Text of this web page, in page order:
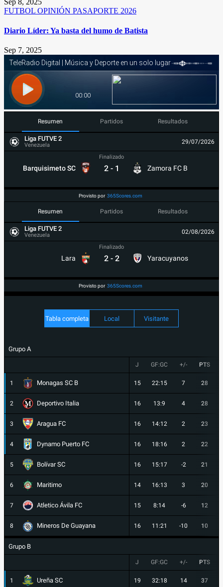
Sep 8, 2025
FUTBOL OPINIÓN PASAPORTE 2026
Diario Líder: Ya basta del humo de Batista
Sep 7, 2025
Resumen Partidos Resultados
Liga FUTVE 2
Venezuela 29/07/2026
Barquisimeto SC
Finalizado
2 - 1 Zamora FC B
Provisto por 365Scores.com
Resumen Partidos Resultados
Liga FUTVE 2
Venezuela 02/08/2026
Lara
Finalizado
2 - 2 Yaracuyanos
Provisto por 365Scores.com
Tabla completa Local Visitante
Grupo A
J GF:GC +/- PTS
1 Monagas SC B 15 22:15 7 28
2 Deportivo Italia 16 13:9 4 28
3 Aragua FC 16 14:12 2 23
4 Dynamo Puerto FC 16 18:16 2 22
5 Bolívar SC 16 15:17 -2 21
6 Maritimo 14 16:13 3 20
7 Atletico Ávila FC 15 8:14 -6 12
8 Mineros De Guayana 16 11:21 -10 10
Grupo B
J GF:GC +/- PTS
1 Ureña SC 19 32:18 14 37